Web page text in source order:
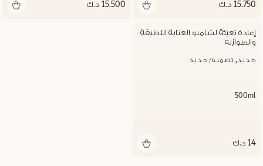
15.750 د.ك 15.500 د.ك
والمتوازنة
جديد تصميم جديد
500ml
14 د.ك